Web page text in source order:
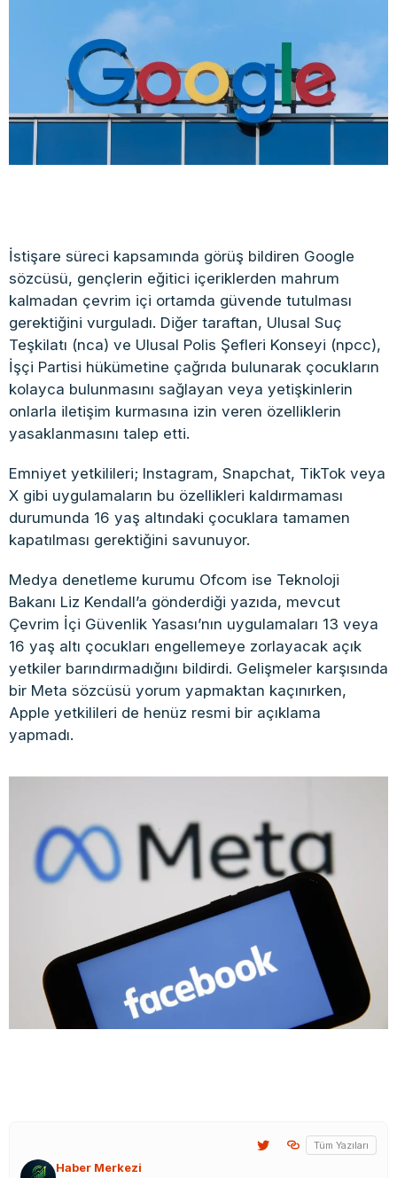
İstişare süreci kapsamında görüş bildiren Google
sözcüsü, gençlerin eğitici içeriklerden mahrum
kalmadan çevrim içi ortamda güvende tutulması
gerektiğini vurguladı. Diğer taraftan, Ulusal Suç
Teşkilatı (nca) ve Ulusal Polis Şefleri Konseyi (npcc),
İşçi Partisi hükümetine çağrıda bulunarak çocukların
kolayca bulunmasını sağlayan veya yetişkinlerin
onlarla iletişim kurmasına izin veren özelliklerin
yasaklanmasını talep etti.
Emniyet yetkilileri; Instagram, Snapchat, TikTok veya
X gibi uygulamaların bu özellikleri kaldırmaması
durumunda 16 yaş altındaki çocuklara tamamen
kapatılması gerektiğini savunuyor.
Medya denetleme kurumu Ofcom ise Teknoloji
Bakanı Liz Kendall’a gönderdiği yazıda, mevcut
Çevrim İçi Güvenlik Yasası’nın uygulamaları 13 veya
16 yaş altı çocukları engellemeye zorlayacak açık
yetkiler barındırmadığını bildirdi. Gelişmeler karşısında
bir Meta sözcüsü yorum yapmaktan kaçınırken,
Apple yetkilileri de henüz resmi bir açıklama
yapmadı.
Haber Merkezi
Tüm Yazıları